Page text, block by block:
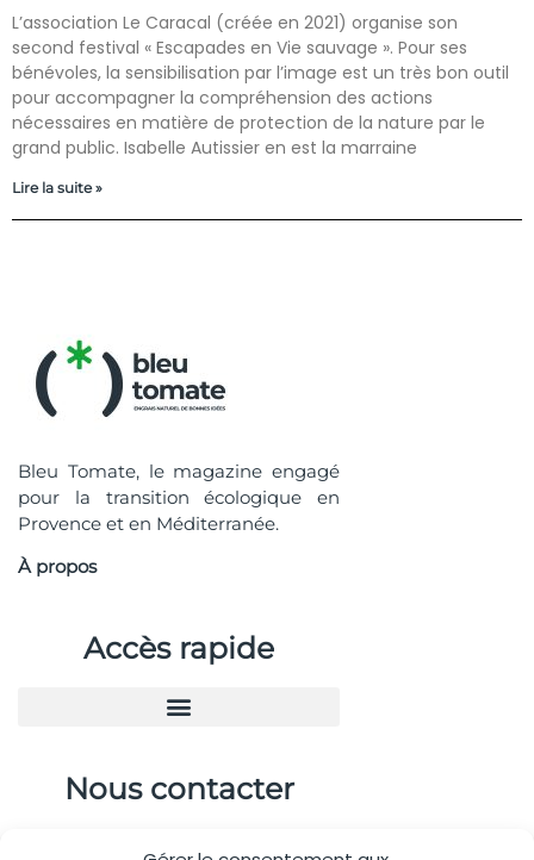
L’association Le Caracal (créée en 2021) organise son
second festival « Escapades en Vie sauvage ». Pour ses
bénévoles, la sensibilisation par l’image est un très bon outil
pour accompagner la compréhension des actions
nécessaires en matière de protection de la nature par le
grand public. Isabelle Autissier en est la marraine
Lire la suite »
Bleu Tomate, le magazine engagé
pour la transition écologique en
Provence et en Méditerranée.
À propos
Accès rapide
Nous contacter